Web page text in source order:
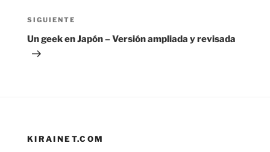
Siguiente
entrada
SIGUIENTE
Un geek en Japón – Versión ampliada y revisada
KIRAINET.COM